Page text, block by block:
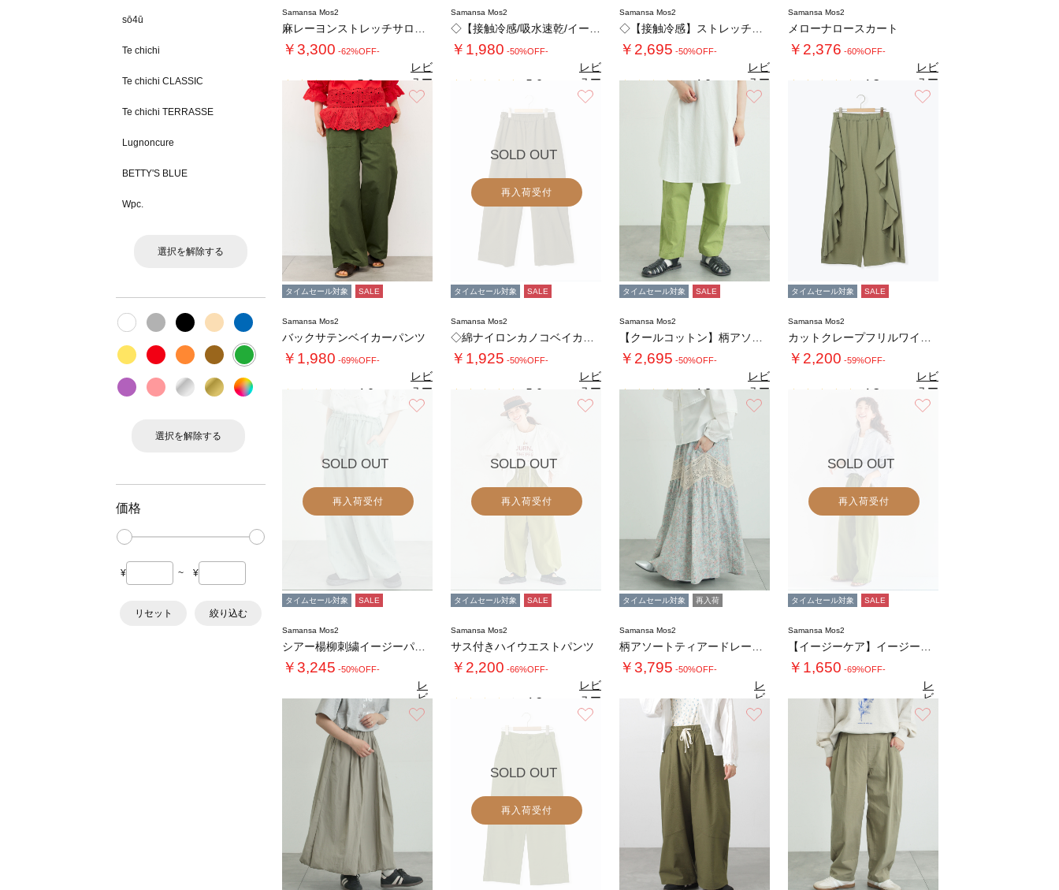
sō4ū
Te chichi
Te chichi CLASSIC
Te chichi TERRASSE
Lugnoncure
BETTY'S BLUE
Wpc.
選択を解除する
選択を解除する
価格
¥ ~ ¥
リセット 絞り込む
Samansa Mos2
￥3,300 -62%OFF-
5.0（1）
レビ
ュー
を見
る
Samansa Mos2
￥1,980 -50%OFF-
5.0
レビ
ュー
を見
る
Samansa Mos2
￥2,695 -50%OFF-
4.0（1）
レビ
ュー
を見
る
Samansa Mos2
メローナロースカート
￥2,376 -60%OFF-
4.3
レビ
ュー
を見
る
タイムセール対象 SALE
Samansa Mos2
バックサテンベイカーパンツ
￥1,980 -69%OFF-
4.0
レビ
ュー
を見
る
SOLD OUT
再入荷受付
タイムセール対象 SALE
Samansa Mos2
￥1,925 -50%OFF-
5.0
レビ
ュー
を見
る
タイムセール対象 SALE
Samansa Mos2
￥2,695 -50%OFF-
4.8（8）
レビ
ュー
を見
る
タイムセール対象 SALE
Samansa Mos2
￥2,200 -59%OFF-
4.3
レビ
ュー
を見
る
SOLD OUT
再入荷受付
タイムセール対象 SALE
Samansa Mos2
￥3,245 -50%OFF-
4.7（15）
レ
ビ
ュ
ー
SOLD OUT
再入荷受付
タイムセール対象 SALE
Samansa Mos2
サス付きハイウエストパンツ
￥2,200 -66%OFF-
4.2
レビ
ュー
を見
る
タイムセール対象 再入荷
Samansa Mos2
￥3,795 -50%OFF-
4.8 （28）
レ
ビ
ュ
ー
SOLD OUT
再入荷受付
タイムセール対象 SALE
Samansa Mos2
￥1,650 -69%OFF-
4.8 （26）
レ
ビ
ュ
ー
SOLD OUT
再入荷受付